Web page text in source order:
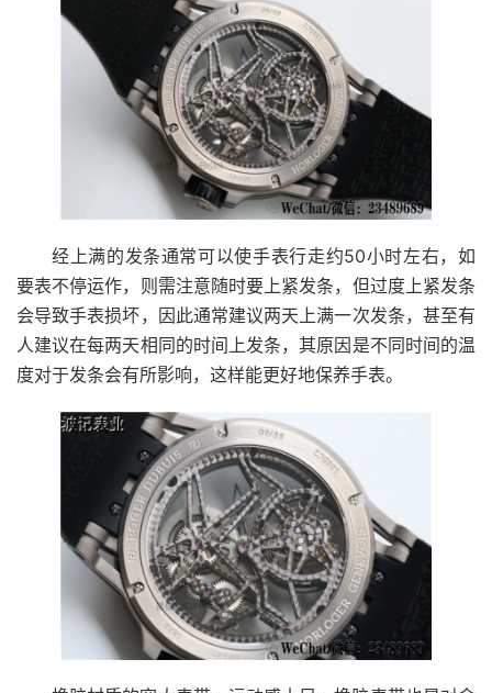
经上满的发条通常可以使手表行走约50小时左右，如
要表不停运作，则需注意随时要上紧发条，但过度上紧发条
会导致手表损坏，因此通常建议两天上满一次发条，甚至有
人建议在每两天相同的时间上发条，其原因是不同时间的温
度对于发条会有所影响，这样能更好地保养手表。